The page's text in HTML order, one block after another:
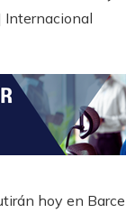
hoy en